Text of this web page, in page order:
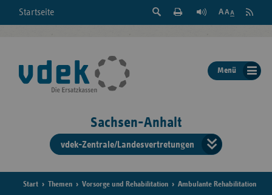
Startseite
Suche
der
Seite
Feed
Menü
Sachsen-Anhalt
vdek-Zentrale/Landesvertretungen
der
Start Themen Vorsorge und Rehabilitation Ambulante Rehabilitation